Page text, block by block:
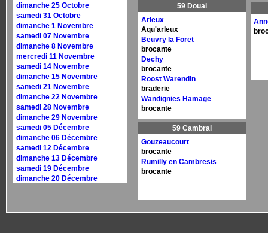
dimanche 25 Octobre
samedi 31 Octobre
dimanche 1 Novembre
samedi 07 Novembre
dimanche 8 Novembre
mercredi 11 Novembre
samedi 14 Novembre
dimanche 15 Novembre
samedi 21 Novembre
dimanche 22 Novembre
samedi 28 Novembre
dimanche 29 Novembre
samedi 05 Décembre
dimanche 06 Décembre
samedi 12 Décembre
dimanche 13 Décembre
samedi 19 Décembre
dimanche 20 Décembre
59 Douai
Arleux
Aqu'arleux
Beuvry la Foret
brocante
Dechy
brocante
Roost Warendin
braderie
Wandignies Hamage
brocante
59 Cambrai
Gouzeaucourt
brocante
Rumilly en Cambresis
brocante